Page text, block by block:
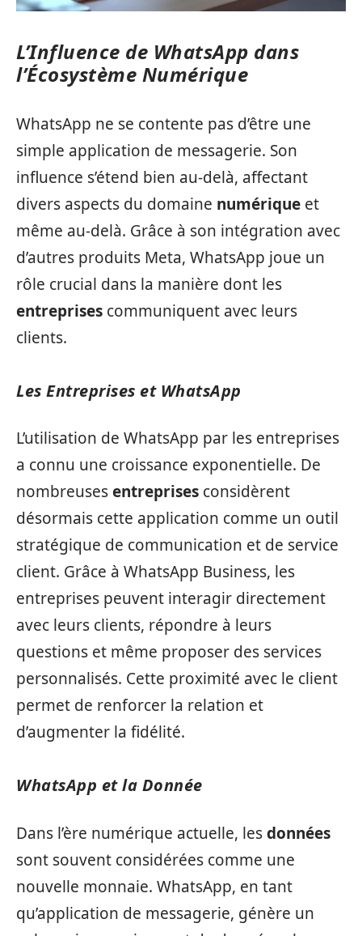
L’Influence de WhatsApp dans
l’Écosystème Numérique
WhatsApp ne se contente pas d’être une
simple application de messagerie. Son
influence s’étend bien au-delà, affectant
divers aspects du domaine numérique et
même au-delà. Grâce à son intégration avec
d’autres produits Meta, WhatsApp joue un
rôle crucial dans la manière dont les
entreprises communiquent avec leurs
clients.
Les Entreprises et WhatsApp
L’utilisation de WhatsApp par les entreprises
a connu une croissance exponentielle. De
nombreusesentreprises considèrent
désormais cette application comme un outil
stratégique de communication et de service
client. Grâce à WhatsApp Business, les
entreprises peuvent interagir directement
avec leurs clients, répondre à leurs
questions et même proposer des services
personnalisés. Cette proximité avec le client
permet de renforcer la relation et
d’augmenter la fidélité.
WhatsApp et la Donnée
Dans l’ère numérique actuelle, lesdonnées
sont souvent considérées comme une
nouvelle monnaie. WhatsApp, en tant
qu’application de messagerie, génère un